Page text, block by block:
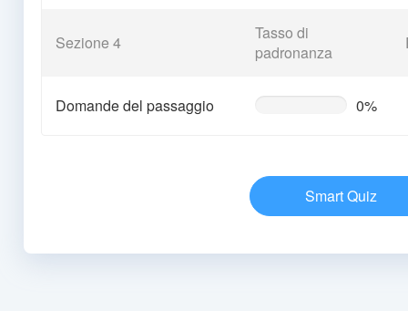
Sezione 4
Tasso di
padronanza
Domande del passaggio 0%
Smart Quiz